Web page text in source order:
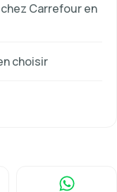
Carrefour en
choisir